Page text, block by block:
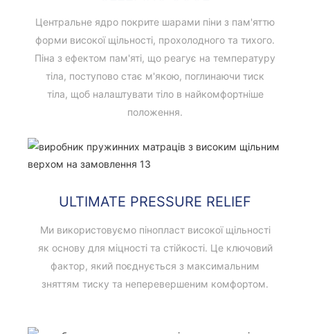
Центральне ядро ​​покрите шарами піни з пам'яттю
форми високої щільності, прохолодного та тихого.
Піна з ефектом пам'яті, що реагує на температуру
тіла, поступово стає м'якою, поглинаючи тиск
тіла, щоб налаштувати тіло в найкомфортніше
положення.
ULTIMATE PRESSURE RELIEF
Ми використовуємо пінопласт високої щільності
як основу для міцності та стійкості. Це ключовий
фактор, який поєднується з максимальним
зняттям тиску та неперевершеним комфортом.